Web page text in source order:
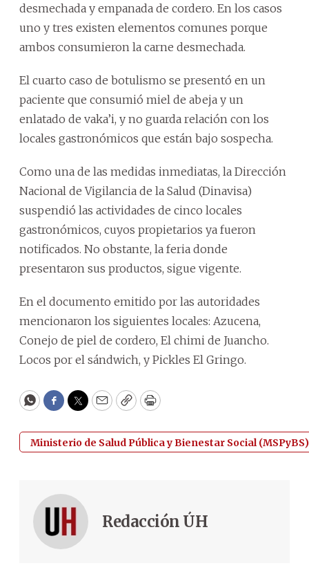
desmechada y empanada de cordero. En los casos
uno y tres existen elementos comunes porque
ambos consumieron la carne desmechada.
El cuarto caso de botulismo se presentó en un
paciente que consumió miel de abeja y un
enlatado de vaka’i, y no guarda relación con los
locales gastronómicos que están bajo sospecha.
Como una de las medidas inmediatas, la Dirección
Nacional de Vigilancia de la Salud (Dinavisa)
suspendió las actividades de cinco locales
gastronómicos, cuyos propietarios ya fueron
notificados. No obstante, la feria donde
presentaron sus productos, sigue vigente.
En el documento emitido por las autoridades
mencionaron los siguientes locales: Azucena,
Conejo de piel de cordero, El chimi de Juancho.
Locos por el sándwich, y Pickles El Gringo.
WhatsApp
Facebook
Twitter
EmailCopyPrint
Ministerio de Salud Pública y Bienestar Social (MSPyBS)
Redacción ÚH